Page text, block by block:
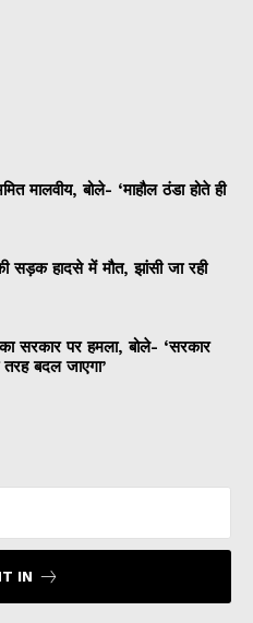
मालवीय, बोले- ‘माहौल ठंडा होते ही
हादसे में मौत, झांसी जा रही
सरकार पर हमला, बोले- ‘सरकार
बदल जाएगा’
IN